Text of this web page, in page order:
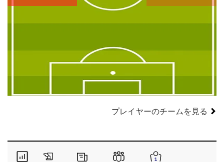
CMF
CB
SB
GK
プレイヤーのチームを見る